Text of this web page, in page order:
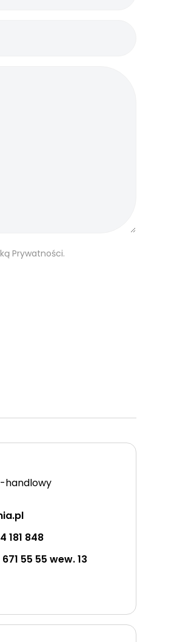
Prywatności.
handlowy
181 848
55 55 wew. 13